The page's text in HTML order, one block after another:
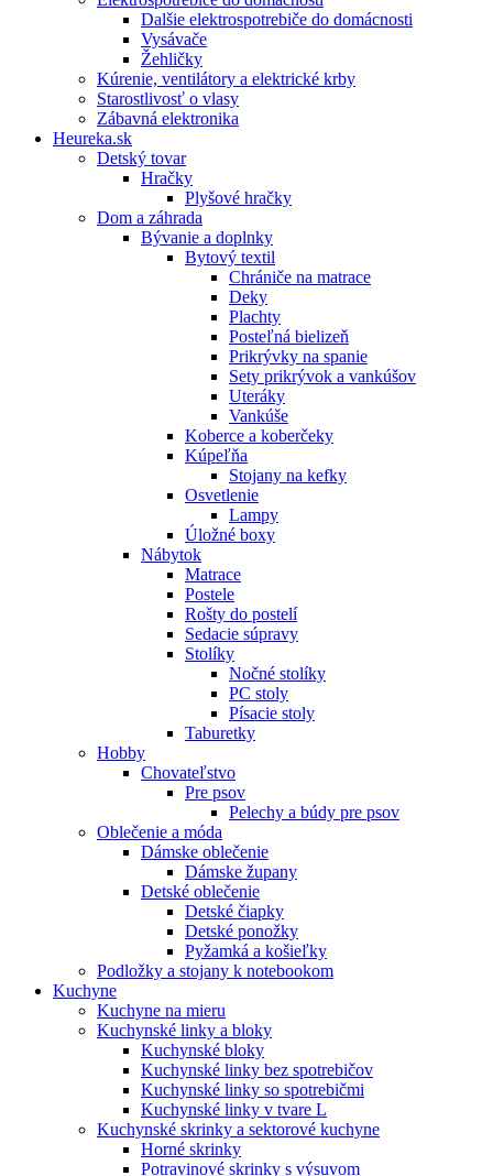
Dalšie elektrospotrebiče do domácnosti
Vysávače
Žehličky
Kúrenie, ventilátory a elektrické krby
Starostlivosť o vlasy
Zábavná elektronika
Heureka.sk
Detský tovar
Hračky
Plyšové hračky
Dom a záhrada
Bývanie a doplnky
Bytový textil
Chrániče na matrace
Deky
Plachty
Posteľná bielizeň
Prikrývky na spanie
Sety prikrývok a vankúšov
Uteráky
Vankúše
Koberce a koberčeky
Kúpeľňa
Stojany na kefky
Osvetlenie
Lampy
Úložné boxy
Nábytok
Matrace
Postele
Rošty do postelí
Sedacie súpravy
Stolíky
Nočné stolíky
PC stoly
Písacie stoly
Taburetky
Hobby
Chovateľstvo
Pre psov
Pelechy a búdy pre psov
Oblečenie a móda
Dámske oblečenie
Dámske župany
Detské oblečenie
Detské čiapky
Detské ponožky
Pyžamká a košieľky
Podložky a stojany k notebookom
Kuchyne
Kuchyne na mieru
Kuchynské linky a bloky
Kuchynské bloky
Kuchynské linky bez spotrebičov
Kuchynské linky so spotrebičmi
Kuchynské linky v tvare L
Kuchynské skrinky a sektorové kuchyne
Horné skrinky
Potravinové skrinky s výsuvom